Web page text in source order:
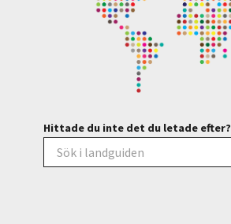
Hittade du inte det du letade efter?